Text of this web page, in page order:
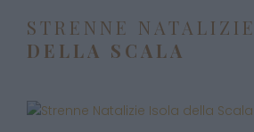
STRENNE NATALIZIE
DELLA SCALA